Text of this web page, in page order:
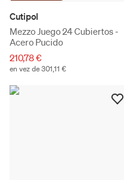
Cutipol
Mezzo Juego 24 Cubiertos -
Acero Pucido
210,78 €
en vez de 301,11 €